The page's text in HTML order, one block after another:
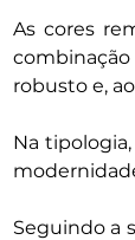
As cores
robusto e,
Na
Seguindo a